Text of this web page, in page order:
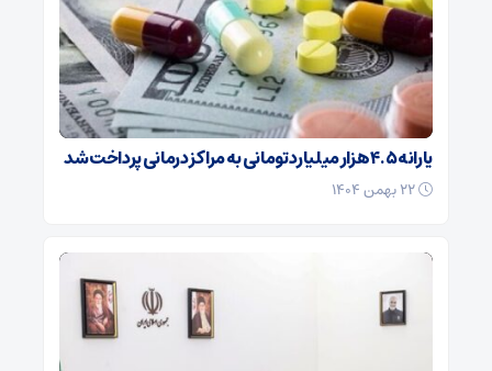
یارانه ۴.۵ هزار میلیارد تومانی به مراکز درمانی پرداخت شد